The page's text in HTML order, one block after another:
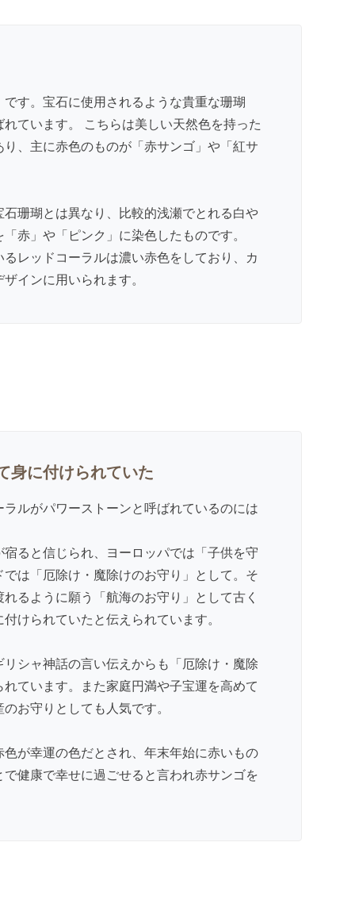
す。宝石に使用されるような貴重な珊瑚
ています。 こちらは美しい天然色を持った
、主に赤色のものが「赤サンゴ」や「紅サ
珊瑚とは異なり、比較的浅瀬でとれる白や
赤」や「ピンク」に染色したものです。
レッドコーラルは濃い赤色をしており、カ
インに用いられます。
身に付けられていた
ルがパワーストーンと呼ばれているのには
ると信じられ、ヨーロッパでは「子供を守
は「厄除け・魔除けのお守り」として。そ
るように願う「航海のお守り」として古く
けられていたと伝えられています。
シャ神話の言い伝えからも「厄除け・魔除
ています。また家庭円満や子宝運を高めて
お守りとしても人気です。
が幸運の色だとされ、年末年始に赤いもの
健康で幸せに過ごせると言われ赤サンゴを